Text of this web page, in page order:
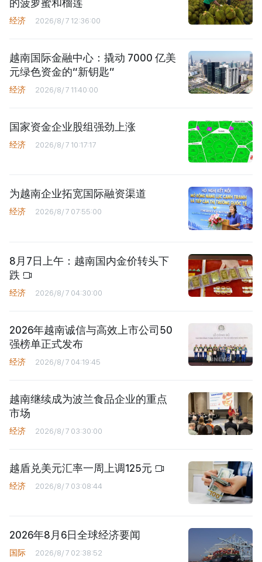
的菠萝蜜和榴莲
经济 2026/8/7 12:36:00
越南国际金融中心：撬动 7000 亿美
元绿色资金的“新钥匙”
经济 2026/8/7 11:40:00
国家资金企业股组强劲上涨
经济 2026/8/7 10:17:17
为越南企业拓宽国际融资渠道
经济 2026/8/7 07:55:00
8月7日上午：越南国内金价转头下
跌
经济 2026/8/7 04:30:00
2026年越南诚信与高效上市公司50
强榜单正式发布
经济 2026/8/7 04:19:45
越南继续成为波兰食品企业的重点
市场
经济 2026/8/7 03:30:00
越盾兑美元汇率一周上调125元
经济 2026/8/7 03:08:44
2026年8月6日全球经济要闻
国际 2026/8/7 02:38:52